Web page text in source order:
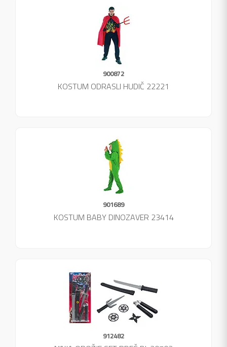
900872
KOSTUM ODRASLI HUDIČ 22221
901689
KOSTUM BABY DINOZAVER 23414
912482